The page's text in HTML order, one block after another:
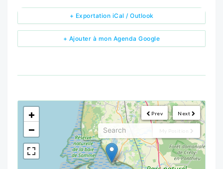
+ Ajouter à mon Agenda Google
+ Exportation iCal / Outlook
Next
Prev
My Position
<!---->
+
−